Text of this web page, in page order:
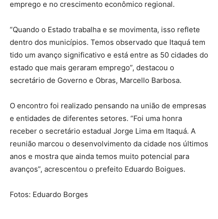
emprego e no crescimento econômico regional.
“Quando o Estado trabalha e se movimenta, isso reflete
dentro dos municípios. Temos observado que Itaquá tem
tido um avanço significativo e está entre as 50 cidades do
estado que mais geraram emprego”, destacou o
secretário de Governo e Obras, Marcello Barbosa.
O encontro foi realizado pensando na união de empresas
e entidades de diferentes setores. “Foi uma honra
receber o secretário estadual Jorge Lima em Itaquá. A
reunião marcou o desenvolvimento da cidade nos últimos
anos e mostra que ainda temos muito potencial para
avanços”, acrescentou o prefeito Eduardo Boigues.
Fotos: Eduardo Borges